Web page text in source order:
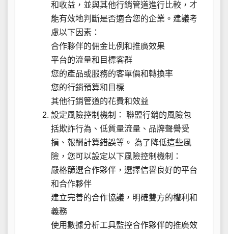
和收益，並與其他行銷管道進行比較，才
能有效地判斷是否適合您的企業。建議考
慮以下因素：
合作夥伴的佣金比例和推廣效果
平台的流量和目標客群
您的產品或服務的客單價和轉換率
您的行銷預算和目標
其他行銷管道的花費和效益
設定風險控制機制： 聯盟行銷的風險包
括欺詐行為、低質量流量、品牌聲譽受
損、報酬計算錯誤等。 為了降低這些風
險，您可以設定以下風險控制機制：
嚴格篩選合作夥伴，選擇信譽良好的平台
和合作夥伴
建立完善的合作協議，明確雙方的權利和
義務
使用數據分析工具監控合作夥伴的推廣效